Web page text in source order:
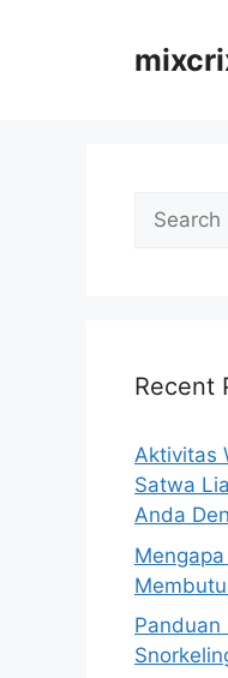
Search
for:
Recent
Aktivitas
Satwa
Anda
Panduan